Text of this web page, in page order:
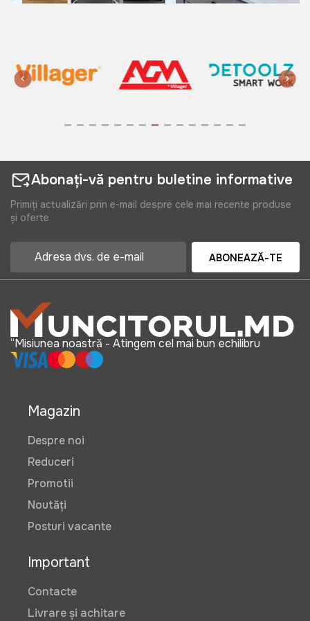
Abonați-vă pentru buletine informative
Primiți actualizări prin e-mail despre cele mai recente produse
și oferte
ABONEAZĂ-TE
“Misiunea noastră - Atingem cel mai bun echilibru
Magazin
Despre noi
Reduceri
Promotii
Noutăți
Posturi vacante
Important
Contacte
Livrare și achitare